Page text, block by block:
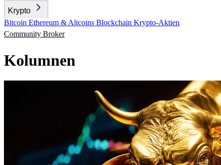
Krypto
Bitcoin Ethereum & Altcoins Blockchain Krypto-Aktien
Community Broker
Kolumnen